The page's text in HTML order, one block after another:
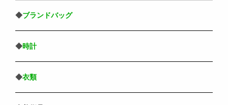
◆ブランドバッグ
◆時計
◆衣類